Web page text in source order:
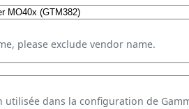
please exclude vendor name.
utilisée dans la configuration de